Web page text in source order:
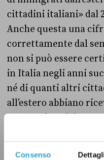
Consenso
cittadini italiani» dal
Anche questa una
correttamente dal
non si può essere
in Italia negli anni
né di quanti altri
all’estero abbiano
ancor prima del 2010